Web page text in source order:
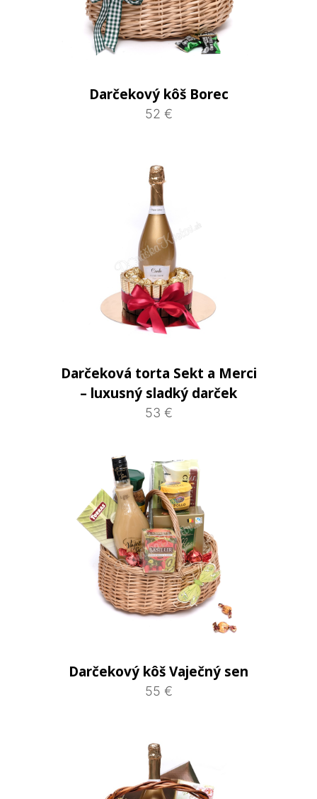
Darčekový kôš Borec
52 €
Darčeková torta Sekt a Merci
– luxusný sladký darček
53 €
Darčekový kôš Vaječný sen
55 €